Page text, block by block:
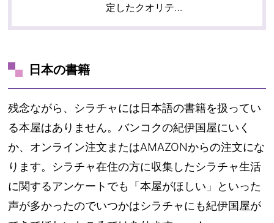
定したクオリテ…
日本の書籍
残念ながら、シラチャには日本語の書籍を扱ってい
る本屋はありません。バンコクの紀伊国屋にいく
か、オンライン注文またはAMAZONからの注文にな
ります。シラチャ在住の方に収集したシラチャ生活
に関するアンケートでも「本屋がほしい」といった
声が多かったのでいつかはシラチャにも紀伊国屋が